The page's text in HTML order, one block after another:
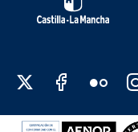
Redes sociales